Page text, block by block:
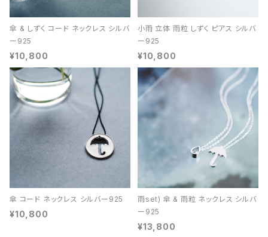
傘 & しずく コード ネックレス シルバ
ー925
¥10,800
小雨 立体 雨粒 しずく ピアス シルバ
ー925
¥10,800
傘 コード ネックレス シルバー925
¥10,800
雨set) 傘 & 雨粒 ネックレス シルバ
ー925
¥13,800